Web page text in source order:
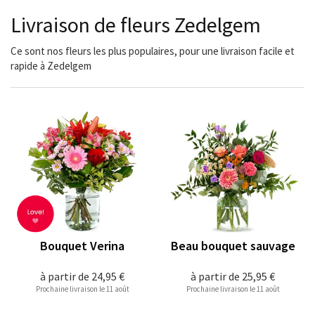
Livraison de fleurs Zedelgem
Ce sont nos fleurs les plus populaires, pour une livraison facile et
rapide à Zedelgem
à partir de 24,95 €
Bouquet Verina
Prochaine livraison le 11 août
à partir de 25,95 €
Beau bouquet sauvage
Prochaine livraison le 11 août